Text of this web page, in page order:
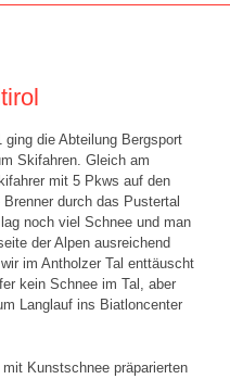
die Abteilung Bergsport
Skifahren. Gleich am
mit 5 Pkws auf den
durch das Pustertal
noch viel Schnee und man
der Alpen ausreichend
im Antholzer Tal enttäuscht
kein Schnee im Tal, aber
Langlauf ins Biatloncenter
Kunstschnee präparierten